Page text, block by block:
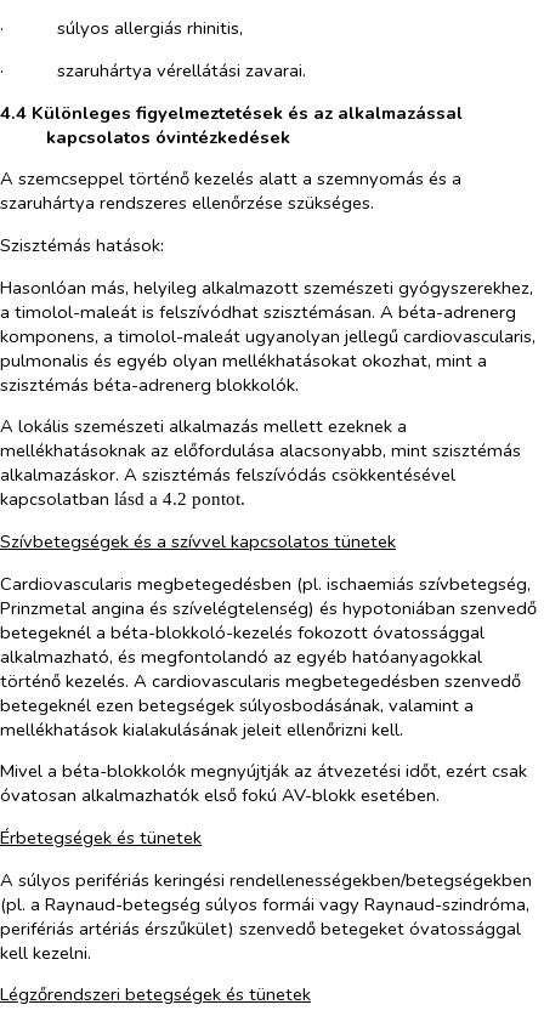
·​
súlyos allergiás rhinitis,
·​
szaruhártya vérellátási zavarai.
4.4 Különleges figyelmeztetések és az alkalmazással
kapcsolatos óvintézkedések
A szemcseppel történő kezelés alatt a szemnyomás és a
szaruhártya rendszeres ellenőrzése szükséges.
Szisztémás hatások:
Hasonlóan más, helyileg alkalmazott szemészeti gyógyszerekhez,
a timolol-maleát is felszívódhat szisztémásan. A béta-adrenerg
komponens, a timolol-maleát ugyanolyan jellegű cardiovascularis,
pulmonalis és egyéb olyan mellékhatásokat okozhat, mint a
szisztémás béta-adrenerg blokkolók.
A lokális szemészeti alkalmazás mellett ezeknek a
mellékhatásoknak az előfordulása alacsonyabb, mint szisztémás
alkalmazáskor. A szisztémás felszívódás csökkentésével
kapcsolatban lásd a 4.2 pontot.
Szívbetegségek és a szívvel kapcsolatos tünetek
Cardiovascularis megbetegedésben (pl. ischaemiás szívbetegség,
Prinzmetal angina és szívelégtelenség) és hypotoniában szenvedő
betegeknél a béta-blokkoló-kezelés fokozott óvatossággal
alkalmazható, és megfontolandó az egyéb hatóanyagokkal
történő kezelés. A cardiovascularis megbetegedésben szenvedő
betegeknél ezen betegségek súlyosbodásának, valamint a
mellékhatások kialakulásának jeleit ellenőrizni kell.
Mivel a béta-blokkolók megnyújtják az átvezetési időt, ezért csak
óvatosan alkalmazhatók első fokú AV-blokk esetében.
Érbetegségek és tünetek
A súlyos perifériás keringési rendellenességekben/betegségekben
(pl. a Raynaud-betegség súlyos formái vagy Raynaud-szindróma,
perifériás artériás érszűkület) szenvedő betegeket óvatossággal
kell kezelni.
Légzőrendszeri betegségek és tünetek